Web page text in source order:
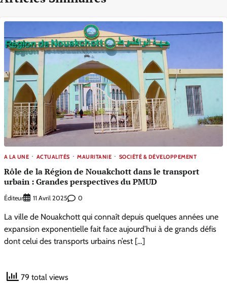
A LA UNE ACTUALITÉS MAURITANIE SOCIÉTÉ & DÉVELOPPEMENT
Rôle de la Région de Nouakchott dans le transport
urbain : Grandes perspectives du PMUD
Éditeur 11 Avril 2025 0
La ville de Nouakchott qui connaît depuis quelques années une
expansion exponentielle fait face aujourd’hui à de grands défis
dont celui des transports urbains n’est […]
79 total views